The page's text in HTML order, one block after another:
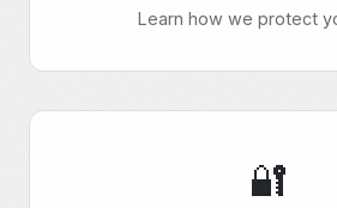
Learn how we protect
🔐